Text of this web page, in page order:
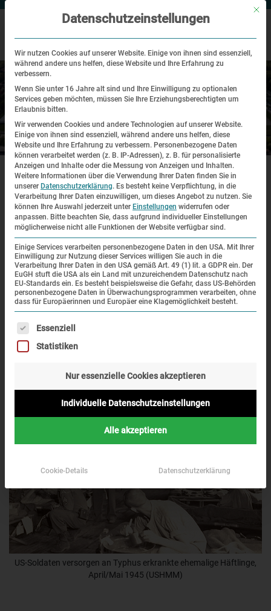
Historischer Ort
Startseite | Historischer Ort | KZ-Gedenkstätte Dachau 1945–heute
LEICHTE SPRACHE
KZ-Gedenkstätte Dachau 1945–
heute
April 1945–Juni 1945
Das Lagergelände dient als Unterkunft für ehemalige
Gefangene, die krank und heimatlos sind oder auf ihre
Repatriierung warten. Die US-Regierung versorgt sie mit
US-Soldaten versorgen an Typhus erkrankte ehemalige Häftlinge,
April/Mai 1945 (USHMM)
Mit
Datenschutzeinstellungen
Wir nutzen Cookies auf unserer Website. Einige von ihnen sind essenziell,
während andere uns helfen, diese Website und Ihre Erfahrung zu
verbessern.
Wenn Sie unter 16 Jahre alt sind und Ihre Einwilligung zu optionalen
Services geben möchten, müssen Sie Ihre Erziehungsberechtigten um
Erlaubnis bitten.
Wir verwenden Cookies und andere Technologien auf unserer Website.
Einige von ihnen sind essenziell, während andere uns helfen, diese
Website und Ihre Erfahrung zu verbessern. Personenbezogene Daten
können verarbeitet werden (z. B. IP-Adressen), z. B. für personalisierte
Anzeigen und Inhalte oder die Messung von Anzeigen und Inhalten.
Weitere Informationen über die Verwendung Ihrer Daten finden Sie in
unserer Datenschutzerklärung. Es besteht keine Verpflichtung, in die
Verarbeitung Ihrer Daten einzuwilligen, um dieses Angebot zu nutzen. Sie
können Ihre Auswahl jederzeit unter Einstellungen widerrufen oder
anpassen. Bitte beachten Sie, dass aufgrund individueller Einstellungen
möglicherweise nicht alle Funktionen der Website verfügbar sind.
Einige Services verarbeiten personenbezogene Daten in den USA. Mit Ihrer
Einwilligung zur Nutzung dieser Services willigen Sie auch in die
Verarbeitung Ihrer Daten in den USA gemäß Art. 49 (1) lit. a GDPR ein. Der
EuGH stuft die USA als ein Land mit unzureichendem Datenschutz nach
EU-Standards ein. Es besteht beispielsweise die Gefahr, dass US-Behörden
personenbezogene Daten in Überwachungsprogrammen verarbeiten, ohne
dass für Europäerinnen und Europäer eine Klagemöglichkeit besteht.
Es folgt eine Liste der Service-Gruppen, für die eine
Essenziell
Statistiken
Nur essenzielle Cookies akzeptieren
Individuelle Datenschutzeinstellungen
Alle akzeptieren
Cookie-Details Datenschutzerklärung